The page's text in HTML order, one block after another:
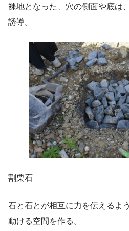
裸地となった、穴の側面や底は
誘導。
割栗石
石と石とが相互に力を伝えるよ
動ける空間を作る。